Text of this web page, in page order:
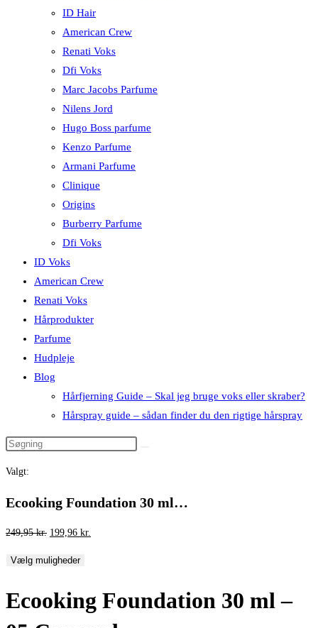
ID Hair
American Crew
Renati Voks
Dfi Voks
Marc Jacobs Parfume
Nilens Jord
Hugo Boss parfume
Kenzo Parfume
Armani Parfume
Clinique
Origins
Burberry Parfume
Dfi Voks
ID Voks
American Crew
Renati Voks
Hårprodukter
Parfume
Hudpleje
Blog
Hårfjerning Guide – Skal jeg bruge voks eller skraber?
Hårspray guide – sådan finder du den rigtige hårspray
Valgt:
Ecooking Foundation 30 ml…
249,95kr. Den
pris
249,95 kr..
199,96 kr.
199,96 kr..
Vælg muligheder
Ecooking Foundation 30 ml –